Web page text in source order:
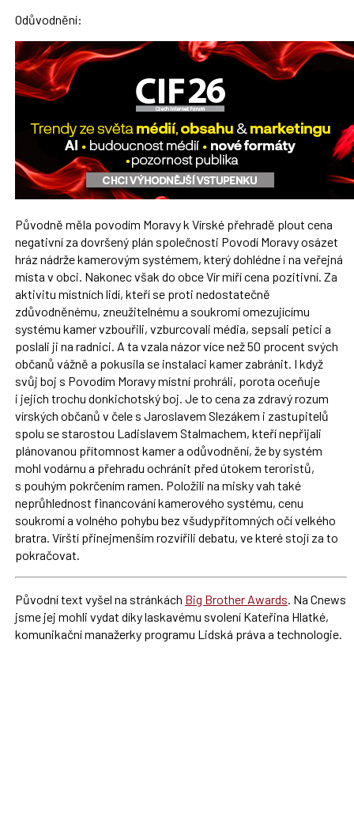
Odůvodnění:
Původně měla povodím Moravy k Vírské přehradě plout cena
negativní za dovršený plán společnosti Povodí Moravy osázet
hráz nádrže kamerovým systémem, který dohlédne i na veřejná
místa v obci. Nakonec však do obce Vír míří cena pozitivní. Za
aktivitu místních lidí, kteří se proti nedostatečně
zdůvodněnému, zneužitelnému a soukromí omezujícímu
systému kamer vzbouřili, vzburcovali média, sepsali petici a
poslali ji na radnici. A ta vzala názor více než 50 procent svých
občanů vážně a pokusila se instalaci kamer zabránit. I když
svůj boj s Povodím Moravy místní prohráli, porota oceňuje
i jejich trochu donkichotský boj. Je to cena za zdravý rozum
vírských občanů v čele s Jaroslavem Slezákem i zastupitelů
spolu se starostou Ladislavem Stalmachem, kteří nepřijali
plánovanou přítomnost kamer a odůvodnění, že by systém
mohl vodárnu a přehradu ochránit před útokem teroristů,
s pouhým pokrčením ramen. Položili na misky vah také
neprůhlednost financování kamerového systému, cenu
soukromí a volného pohybu bez všudypřítomných očí velkého
bratra. Vírští přinejmenším rozvířili debatu, ve které stojí za to
pokračovat.
Původní text vyšel na stránkách Big Brother Awards. Na Cnews
jsme jej mohli vydat díky laskavému svolení Kateřina Hlatké,
komunikační manažerky programu Lidská práva a technologie.